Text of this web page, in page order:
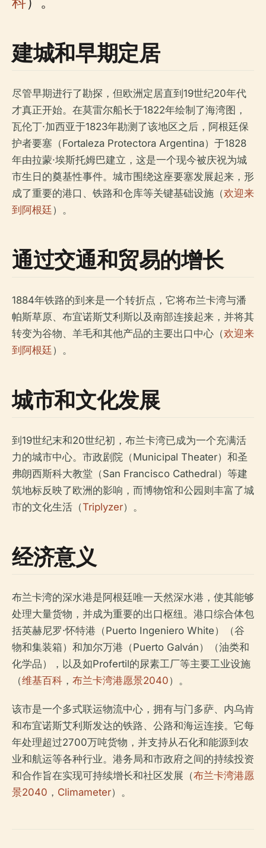
建城和早期定居
尽管早期进行了勘探，但欧洲定居直到19世纪20年代
才真正开始。在莫雷尔船长于1822年绘制了海湾图，
瓦伦丁·加西亚于1823年勘测了该地区之后，阿根廷保
护者要塞（Fortaleza Protectora Argentina）于1828
年由拉蒙·埃斯托姆巴建立，这是一个现今被庆祝为城
市生日的奠基性事件。城市围绕这座要塞发展起来，形
成了重要的港口、铁路和仓库等关键基础设施（欢迎来
到阿根廷）。
通过交通和贸易的增长
1884年铁路的到来是一个转折点，它将布兰卡湾与潘
帕斯草原、布宜诺斯艾利斯以及南部连接起来，并将其
转变为谷物、羊毛和其他产品的主要出口中心（欢迎来
到阿根廷）。
城市和文化发展
到19世纪末和20世纪初，布兰卡湾已成为一个充满活
力的城市中心。市政剧院（Municipal Theater）和圣
弗朗西斯科大教堂（San Francisco Cathedral）等建
筑地标反映了欧洲的影响，而博物馆和公园则丰富了城
市的文化生活（Triplyzer）。
经济意义
布兰卡湾的深水港是阿根廷唯一天然深水港，使其能够
处理大量货物，并成为重要的出口枢纽。港口综合体包
括英赫尼罗·怀特港（Puerto Ingeniero White）（谷
物和集装箱）和加尔万港（Puerto Galván）（油类和
化学品），以及如Profertil的尿素工厂等主要工业设施
（维基百科 ， 布兰卡湾港愿景2040）。
该市是一个多式联运物流中心，拥有与门多萨、内乌肯
和布宜诺斯艾利斯发达的铁路、公路和海运连接。它每
年处理超过2700万吨货物，并支持从石化和能源到农
业和航运等各种行业。港务局和市政府之间的持续投资
和合作旨在实现可持续增长和社区发展（布兰卡湾港愿
景2040 ， Climameter）。